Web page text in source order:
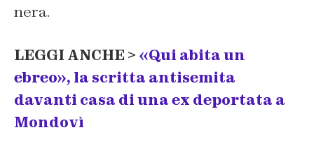
nera.
LEGGI ANCHE > «Qui abita un
ebreo», la scritta antisemita
davanti casa di una ex deportata a
Mondovì